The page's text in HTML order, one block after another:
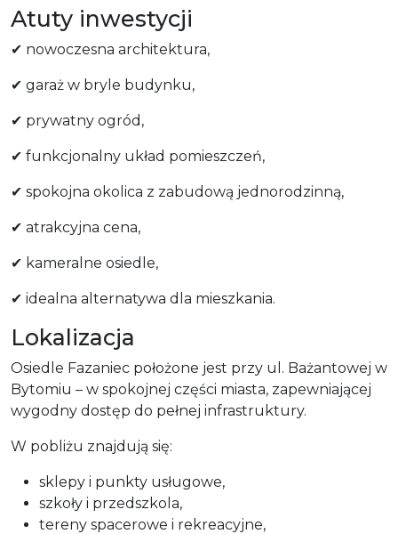
Atuty inwestycji
✔ nowoczesna architektura,
✔ garaż w bryle budynku,
✔ prywatny ogród,
✔ funkcjonalny układ pomieszczeń,
✔ spokojna okolica z zabudową jednorodzinną,
✔ atrakcyjna cena,
✔ kameralne osiedle,
✔ idealna alternatywa dla mieszkania.
Lokalizacja
Osiedle Fazaniec położone jest przy ul. Bażantowej w
Bytomiu – w spokojnej części miasta, zapewniającej
wygodny dostęp do pełnej infrastruktury.
W pobliżu znajdują się:
sklepy i punkty usługowe,
szkoły i przedszkola,
tereny spacerowe i rekreacyjne,